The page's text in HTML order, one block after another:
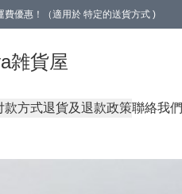
優惠！（適用於 特定的送貨方式 )
雑貨屋
款方式退貨及退款政策聯絡我們